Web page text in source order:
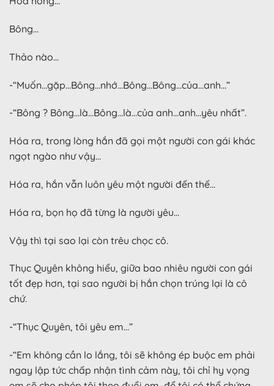
Bông…
Thảo nào…
-“Muốn…gặp…Bông…nhớ…Bông…Bông…của…anh…”
-“Bông ? Bông…là…Bông…là…của anh…anh…yêu nhất”.
Hóa ra, trong lòng hắn đã gọi một người con gái khác
ngọt ngào như vậy…
Hóa ra, hắn vẫn luôn yêu một người đến thế…
Hóa ra, bọn họ đã từng là người yêu…
Vậy thì tại sao lại còn trêu chọc cô.
Thục Quyên không hiểu, giữa bao nhiêu người con gái
tốt đẹp hơn, tại sao người bị hắn chọn trúng lại là cô
chứ.
-“Thục Quyên, tôi yêu em…”
-“Em không cần lo lắng, tôi sẽ không ép buộc em phải
ngay lập tức chấp nhận tình cảm này, tôi chỉ hy vọng